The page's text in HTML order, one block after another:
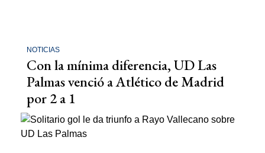
NOTICIAS
Con la mínima diferencia, UD Las
Palmas venció a Atlético de Madrid
por 2 a 1